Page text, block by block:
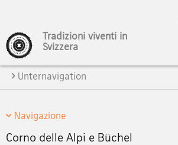
Tradizioni viventi in
Svizzera
Navigation
Unternavigation
Navigazione
Corno delle Alpi e Büchel